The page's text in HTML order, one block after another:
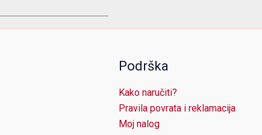
Podrška
Kako naručiti?
Pravila povrata i reklamacija
Moj nalog